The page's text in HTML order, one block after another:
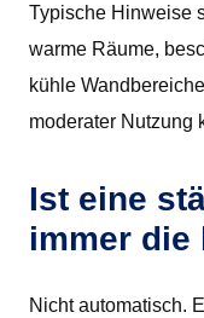
Typische Hinweise
warme Räume,
kühle
moderater Nutzung
Ist eine
immer die
Nicht automatisch.